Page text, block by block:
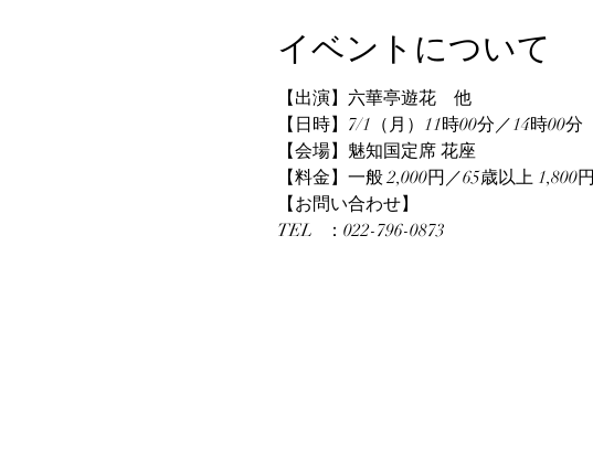
イベントについて
【出演】六華亭遊花　他
【日時】7/1（月）11時00分／14時00分
【会場】魅知国定席 花座
【料金】一般 2,000円／65歳以上 1,800円
【お問い合わせ】
TEL   ：022-796-0873